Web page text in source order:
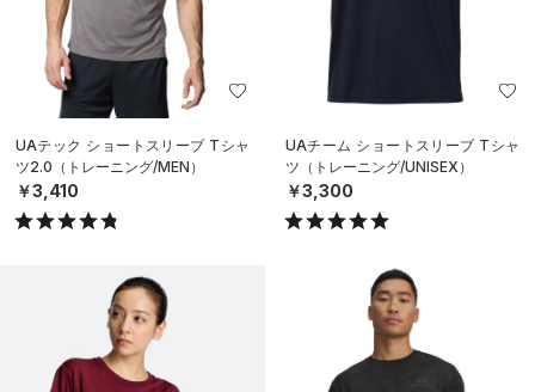
UAテック ショートスリーブ Tシャ
ツ2.0（トレーニング/MEN）
￥3,410
UAチーム ショートスリーブ Tシャ
ツ（トレーニング/UNISEX）
￥3,300